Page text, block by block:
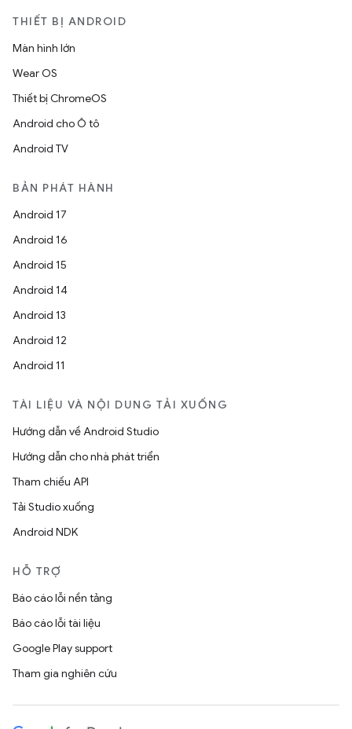
THIẾT BỊ ANDROID
Màn hình lớn
Wear OS
Thiết bị ChromeOS
Android cho Ô tô
Android TV
BẢN PHÁT HÀNH
Android 17
Android 16
Android 15
Android 14
Android 13
Android 12
Android 11
TÀI LIỆU VÀ NỘI DUNG TẢI XUỐNG
Hướng dẫn về Android Studio
Hướng dẫn cho nhà phát triển
Tham chiếu API
Tải Studio xuống
Android NDK
HỖ TRỢ
Báo cáo lỗi nền tảng
Báo cáo lỗi tài liệu
Google Play support
Tham gia nghiên cứu